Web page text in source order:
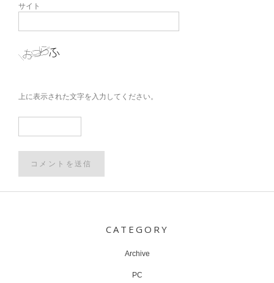
サイト
上に表示された文字を入力してください。
CATEGORY
Archive
PC